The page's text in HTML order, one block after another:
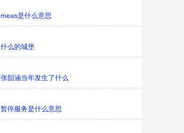
meas是什么意思
什么的城堡
张韶涵当年发生了什么
暂停服务是什么意思